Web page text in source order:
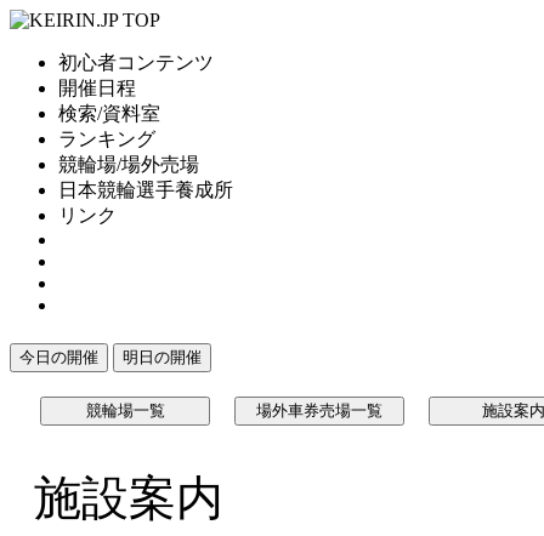
初心者コンテンツ
開催日程
検索/資料室
ランキング
競輪場/場外売場
日本競輪選手養成所
リンク
今日の開催 明日の開催
競輪場一覧 場外車券売場一覧 施設案内
施設案内